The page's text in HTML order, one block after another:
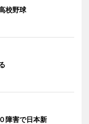
校野球
障害で日本新